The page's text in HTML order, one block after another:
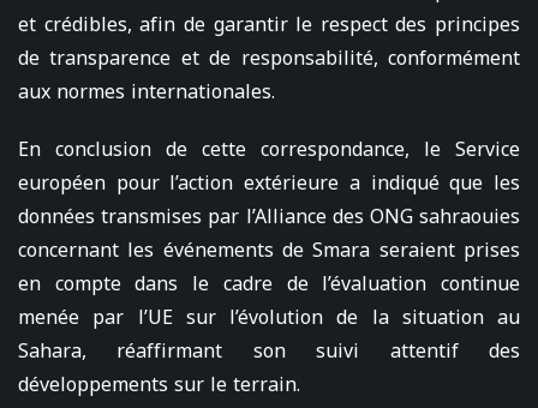
et crédibles, afin de garantir le respect des principes
de transparence et de responsabilité, conformément
aux normes internationales.
En conclusion de cette correspondance, le Service
européen pour l’action extérieure a indiqué que les
données transmises par l’Alliance des ONG sahraouies
concernant les événements de Smara seraient prises
en compte dans le cadre de l’évaluation continue
menée par l’UE sur l’évolution de la situation au
Sahara, réaffirmant son suivi attentif des
développements sur le terrain.